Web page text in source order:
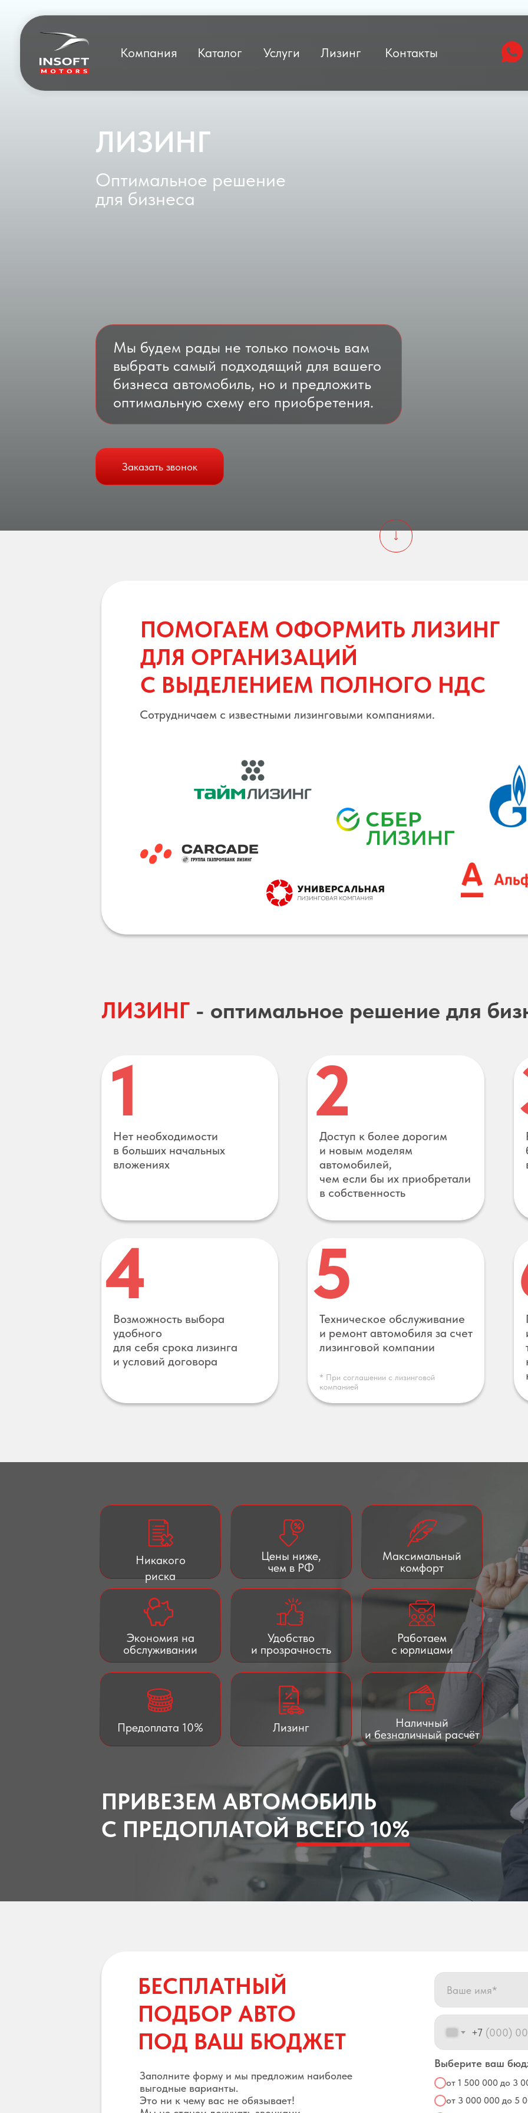
Компания Каталог Услуги Лизинг Контакты
ЛИЗИНГ
Оптимальное решение
для бизнеса
Заказать звонок
Мы будем рады не только помочь вам
выбрать самый подходящий для вашего
бизнеса автомобиль, но и предложить
оптимальную схему его приобретения.
ПОМОГАЕМ ОФОРМИТЬ ЛИЗИНГ
ДЛЯ ОРГАНИЗАЦИЙ
С ВЫДЕЛЕНИЕМ ПОЛНОГО НДС
Сотрудничаем с известными лизинговыми компаниями.
ЛИЗИНГ - оптимальное решение для
Нет необходимости
в больших начальных
вложениях
1
Доступ к более дорогим
и новым моделям
автомобилей,
чем если бы их приобретали
в собственность
2
Возможность выбора
удобного
для себя срока лизинга
и условий договора
4
Техническое обслуживание
и ремонт автомобиля за счет
лизинговой компании
* При соглашении с лизинговой
компанией
5
Никакого
риска
Цены ниже,
чем в РФ
Максимальный
комфорт
Экономия на
обслуживании
Удобство
и прозрачность
Работаем
с юрлицами
Предоплата 10% Лизинг
Наличный
и безналичный расчёт
ПРИВЕЗЕМ АВТОМОБИЛЬ
С ПРЕДОПЛАТОЙ ВСЕГО 10%
БЕСПЛАТНЫЙ
ПОДБОР АВТО
ПОД ВАШ БЮДЖЕТ
Заполните форму и мы предложим наиболее
выгодные варианты.
Это ни к чему вас не обязывает!
+7
Выберите ваш
от 1 500 000 до 3
от 3 000 000 до 5